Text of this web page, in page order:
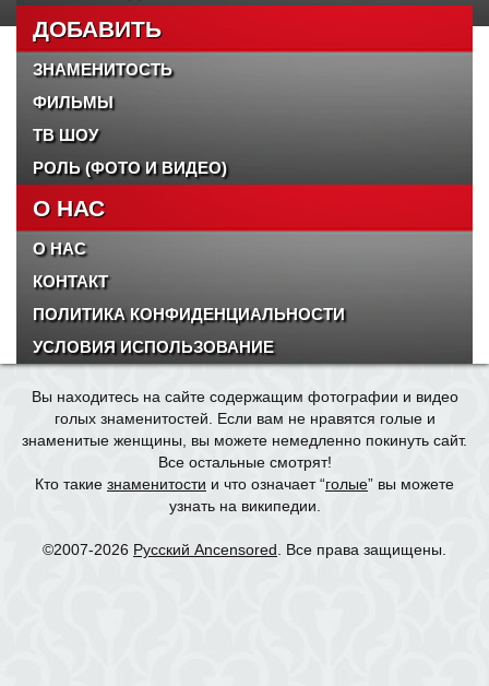
ДОБАВИТЬ
ЗНАМЕНИТОСТЬ
ФИЛЬМЫ
ТВ ШОУ
РОЛЬ (ФОТО И ВИДЕО)
О НАС
О НАС
КОНТАКТ
ПОЛИТИКА КОНФИДЕНЦИАЛЬНОСТИ
УСЛОВИЯ ИСПОЛЬЗОВАНИЕ
Вы находитесь на сайте содержащим фотографии и видео
голых знаменитостей. Если вам не нравятся голые и
знаменитые женщины, вы можете немедленно покинуть сайт.
Все остальные смотрят!
Кто такие знаменитости и что означает “голые” вы можете
узнать на википедии.
©2007-2026 Русский Ancensored . Все права защищены.